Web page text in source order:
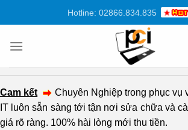
dung
Hotline: 02866.834.835
Cam kết
Chuyên Nghiệp trong phục vụ
IT luôn sẵn sàng tới tận nơi sửa chữa và
giá rõ ràng. 100% hài lòng mới thu tiền.